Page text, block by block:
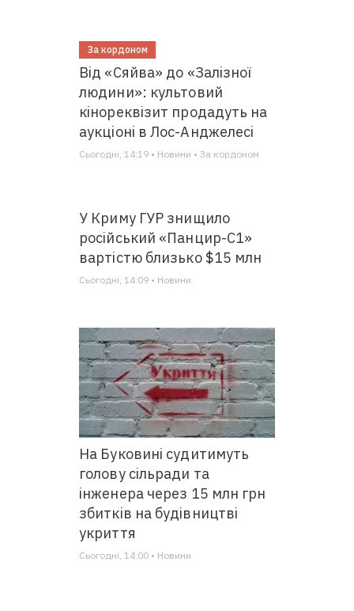
За кордоном
Від «Сяйва» до «Залізної
людини»: культовий
кінореквізит продадуть на
аукціоні в Лос-Анджелесі
Сьогодні, 14:19 • Новини • За кордоном
У Криму ГУР знищило
російський «Панцир-С1»
вартістю близько $15 млн
Сьогодні, 14:09 • Новини
На Буковині судитимуть
голову сільради та
інженера через 15 млн грн
збитків на будівництві
укриття
Сьогодні, 14:00 • Новини